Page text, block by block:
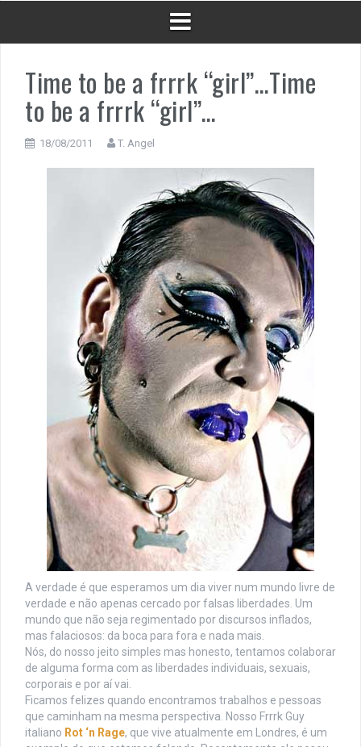
Time to be a frrrk “girl”…Time
to be a frrrk “girl”…
18/08/2011 T. Angel
A verdade é que esperamos um dia viver num mundo livre de
verdade e não apenas cercado por falsas liberdades. Um
mundo que não seja regimentado por discursos inflados,
mas falaciosos: da boca para fora e nada mais.
Nós, do nosso jeito simples mas honesto, tentamos colaborar
de alguma forma com as liberdades individuais, sexuais,
corporais e por aí vai.
Ficamos felizes quando encontramos trabalhos e pessoas
que caminham na mesma perspectiva. Nosso Frrrk Guy
italiano Rot ‘n Rage, que vive atualmente em Londres, é um